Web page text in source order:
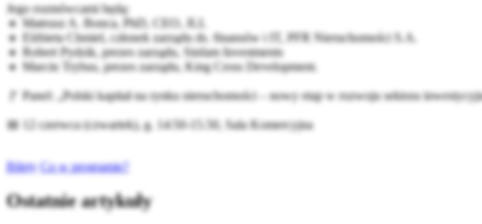
Jego rozmówcami będą:
🔹 Mateusz A. Bonca, PhD, CEO, JLL
🔹 Elżbieta Chmiel, członek zarządu ds. finansów i IT, PFR Nieruchomości S.A.
🔹 Robert Pydzik, prezes zarządu, Sinfam Investments
🔹 Marcin Trybus, prezes zarządu, King Cross Development.
🚩 Panel: „Polski kapitał na rynku nieruchomości – nowy etap w rozwoju sektora
📅 12 czerwca (czwartek), g. 14:50-15.50, Sala Komercyjna
Bilety Co w programie?
Ostatnie artykuły